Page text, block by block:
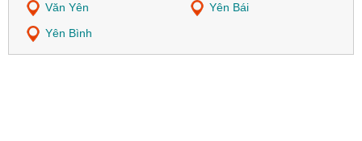
Văn Yên
Yên Bái
Yên Bình